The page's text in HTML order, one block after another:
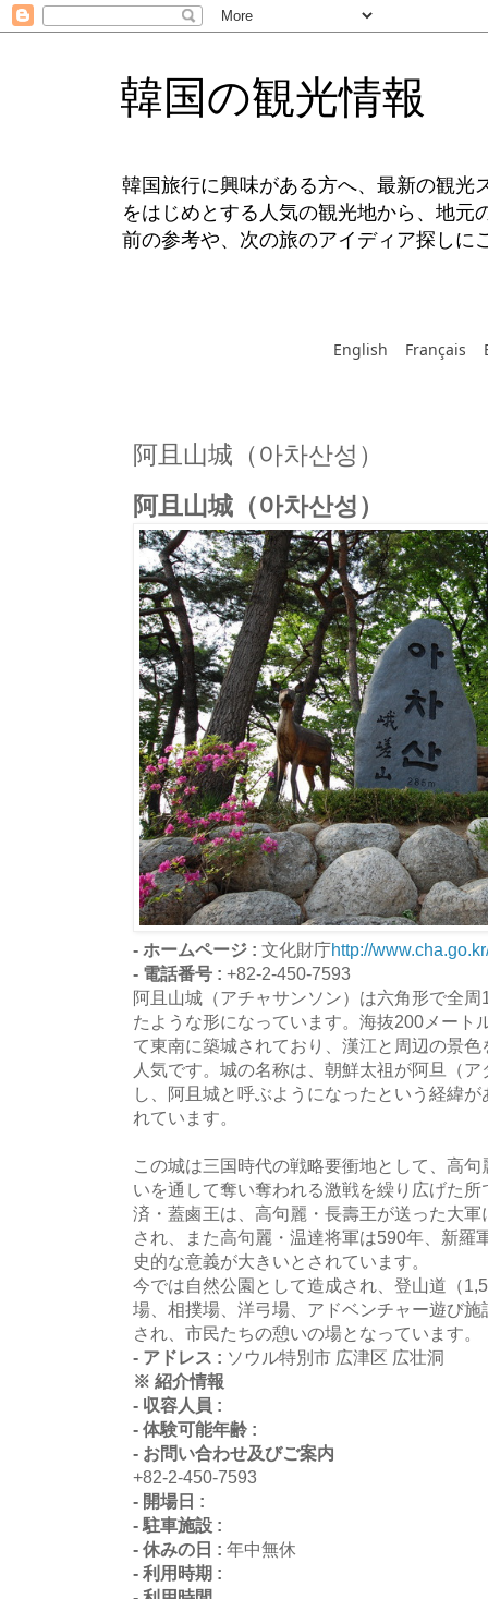
韓国の観光情報
韓国旅行に興味がある方へ、最新の観光
をはじめとする人気の観光地から、地
前の参考や、次の旅のアイディア探しに
English Français
阿且山城（아차산성）
阿且山城（아차산성）
- ホームページ : 文化財庁http://
- 電話番号 : +82-2-450-7593
阿且山城（アチャサンソン）は六角形で全
たような形になっています。海抜200メート
て東南に築城されており、漢江と周辺の景
人気です。城の名称は、朝鮮太祖が阿旦（
し、阿且城と呼ぶようになったという経緯
れています。
この城は三国時代の戦略要衝地として、高
いを通して奪い奪われる激戦を繰り広げた
済・蓋鹵王は、高句麗・長壽王が送った大
され、また高句麗・温達将軍は590年、新羅
史的な意義が大きいとされています。
今では自然公園として造成され、登山道（
場、相撲場、洋弓場、アドベンチャー遊び
され、市民たちの憩いの場となっています。
- アドレス : ソウル特別市 広津区 広壮洞
※ 紹介情報
- 収容人員 :
- 体験可能年齢 :
- お問い合わせ及びご案内
+82-2-450-7593
- 開場日 :
- 駐車施設 :
- 休みの日 : 年中無休
- 利用時期 :